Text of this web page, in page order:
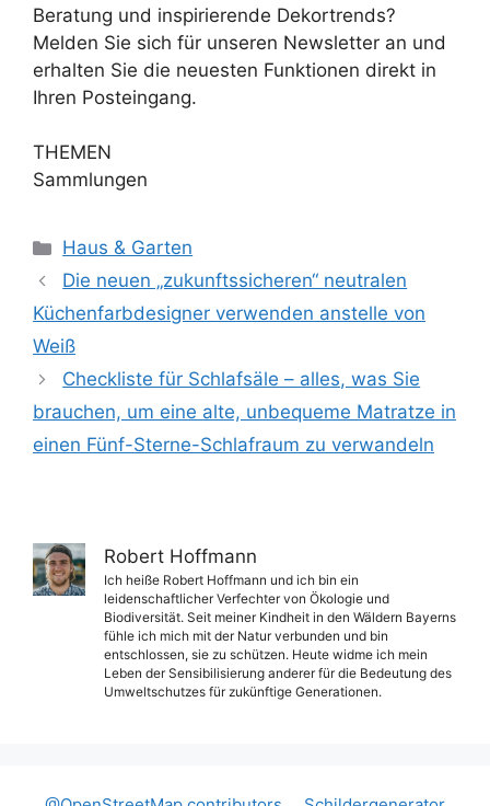
Beratung und inspirierende Dekortrends?
Melden Sie sich für unseren Newsletter an und
erhalten Sie die neuesten Funktionen direkt in
Ihren Posteingang.
THEMEN
Sammlungen
Kategorien
Haus & Garten
Die neuen „zukunftssicheren“ neutralen
Küchenfarbdesigner verwenden anstelle von
Weiß
Checkliste für Schlafsäle – alles, was Sie
brauchen, um eine alte, unbequeme Matratze in
einen Fünf-Sterne-Schlafraum zu verwandeln
Robert Hoffmann
Ich heiße Robert Hoffmann und ich bin ein
leidenschaftlicher Verfechter von Ökologie und
Biodiversität. Seit meiner Kindheit in den Wäldern Bayerns
fühle ich mich mit der Natur verbunden und bin
entschlossen, sie zu schützen. Heute widme ich mein
Leben der Sensibilisierung anderer für die Bedeutung des
Umweltschutzes für zukünftige Generationen.